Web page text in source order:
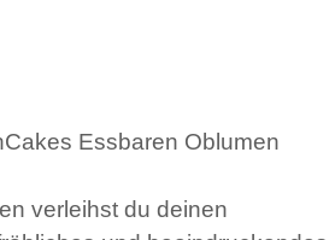
Essbaren Oblumen
verleihst du deinen